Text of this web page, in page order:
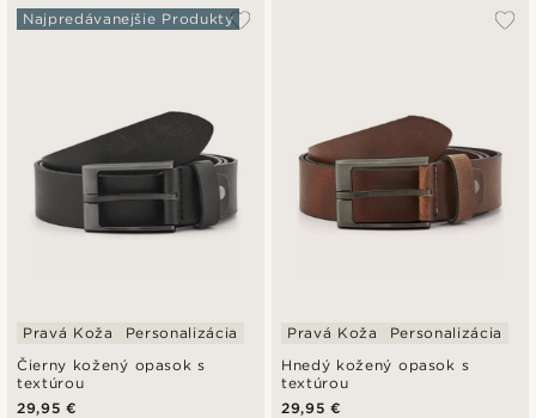
Čierny kožený opasok s
textúrou
Najpredávanejšie Produkty
Pravá Koža Personalizácia
29,95 €
Hnedý kožený opasok s
textúrou
Pravá Koža Personalizácia
29,95 €